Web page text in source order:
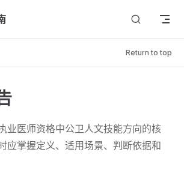
Return to top
业医师资格中公卫人文技能方向的核
应掌握定义、适用场景、判断依据和